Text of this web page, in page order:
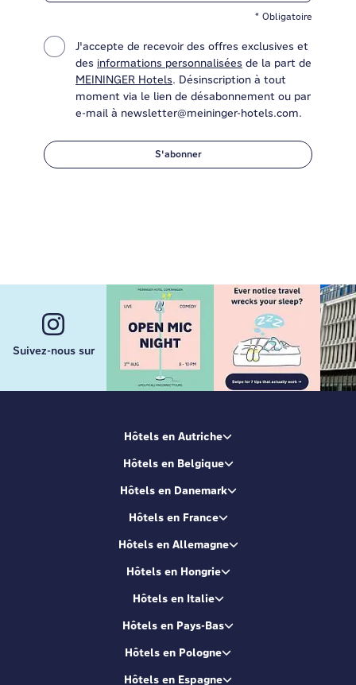
* Obligatoire
J'accepte de recevoir des offres exclusives et
des informations personnalisées de la part de
MEININGER Hotels. Désinscription à tout
moment via le lien de désabonnement ou par
e-mail à newsletter@meininger-hotels.com.
S'abonner
Suivez-nous sur
Hôtels en Autriche
Hôtels en Belgique
Hôtels en Danemark
Hôtels en France
Hôtels en Allemagne
Hôtels en Hongrie
Hôtels en Italie
Hôtels en Pays-Bas
Hôtels en Pologne
Hôtels en Espagne